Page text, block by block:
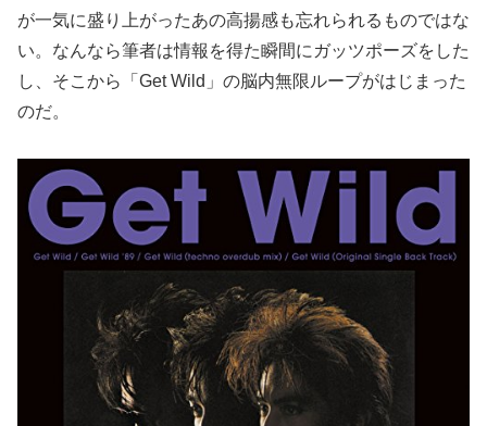
が一気に盛り上がったあの高揚感も忘れられるものではな
い。なんなら筆者は情報を得た瞬間にガッツポーズをした
し、そこから「Get Wild」の脳内無限ループがはじまった
のだ。